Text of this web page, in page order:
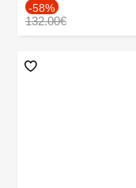
-58%
132.00€